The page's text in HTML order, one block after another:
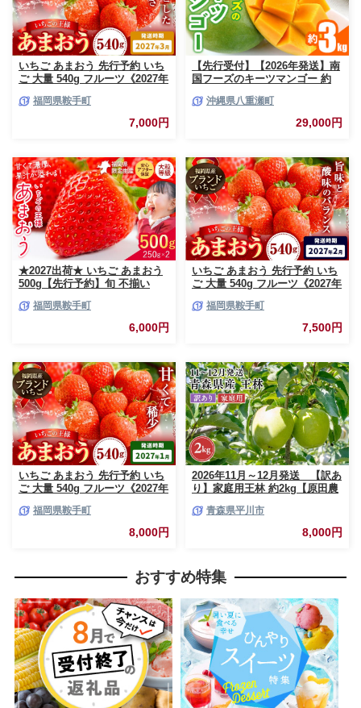
いちご あまおう 先行予約 いち
ご 大量 540g フルーツ《2027年
だもの 果物 福岡県 鞍手町【配
福岡県鞍手町
7,000円
【先行受付】【2026年発送】南
国フーズのキーツマンゴー 約
南国フルーツ 旬の味覚 沖縄県
産 国産マンゴー 希少種 オスス
沖縄県八重瀬町
29,000円
★2027出荷★ いちご あまおう
500g【先行予約】旬 不揃い
中旬-3月中旬頃出荷》福岡名産
品 果物 くだもの フルーツ いち
ご 苺 イチゴ【配送不可地域:離
福岡県鞍手町
6,000円
いちご あまおう 先行予約 いち
ご 大量 540g フルーツ《2027年
だもの 果物 福岡県 鞍手町【配
福岡県鞍手町
7,500円
いちご あまおう 先行予約 いち
ご 大量 540g フルーツ《2027年
だもの 果物 福岡県 鞍手町【配
福岡県鞍手町
8,000円
2026年11月～12月発送 【訳あ
り】家庭用王林 約2kg【原田農
りんご リンゴ 林檎 くだもの 果
青森県平川市
8,000円
おすすめ特集